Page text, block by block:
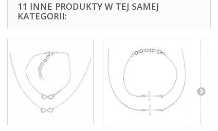
11 INNE PRODUKTY W TEJ SAMEJ
KATEGORII: